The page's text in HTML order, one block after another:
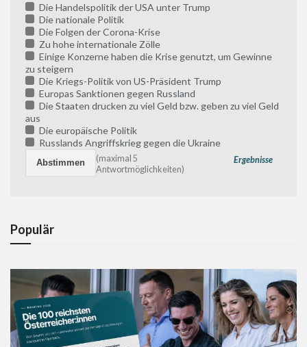
Die Handelspolitik der USA unter Trump
Die nationale Politik
Die Folgen der Corona-Krise
Zu hohe internationale Zölle
Einige Konzerne haben die Krise genutzt, um Gewinne
zu steigern
Die Kriegs-Politik von US-Präsident Trump
Europas Sanktionen gegen Russland
Die Staaten drucken zu viel Geld bzw. geben zu viel Geld
aus
Die europäische Politik
Russlands Angriffskrieg gegen die Ukraine
Ergebnisse
(maximal 5
Antwortmöglichkeiten)
Populär